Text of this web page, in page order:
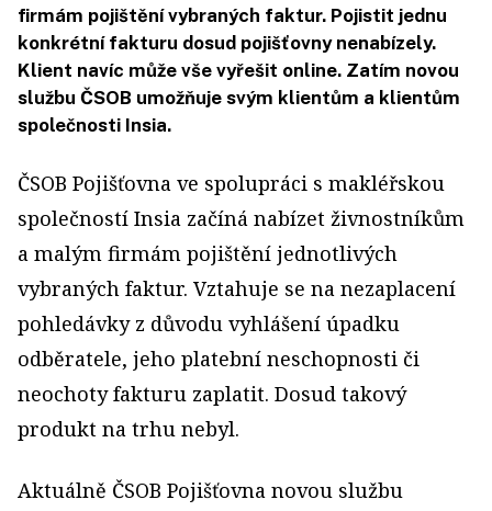
firmám pojištění vybraných faktur. Pojistit jednu
konkrétní fakturu dosud pojišťovny nenabízely.
Klient navíc může vše vyřešit online. Zatím novou
službu ČSOB umožňuje svým klientům a klientům
společnosti Insia.
ČSOB Pojišťovna ve spolupráci s makléřskou
společností Insia začíná nabízet živnostníkům
a malým firmám pojištění jednotlivých
vybraných faktur. Vztahuje se na nezaplacení
pohledávky z důvodu vyhlášení úpadku
odběratele, jeho platební neschopnosti či
neochoty fakturu zaplatit. Dosud takový
produkt na trhu nebyl.
Aktuálně ČSOB Pojišťovna novou službu